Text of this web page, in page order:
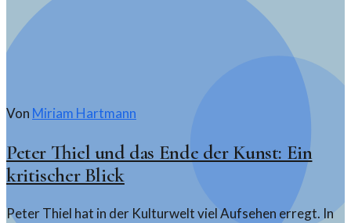
Von Miriam Hartmann
Peter Thiel und das Ende der Kunst: Ein
kritischer Blick
Peter Thiel hat in der Kulturwelt viel Aufsehen erregt. In